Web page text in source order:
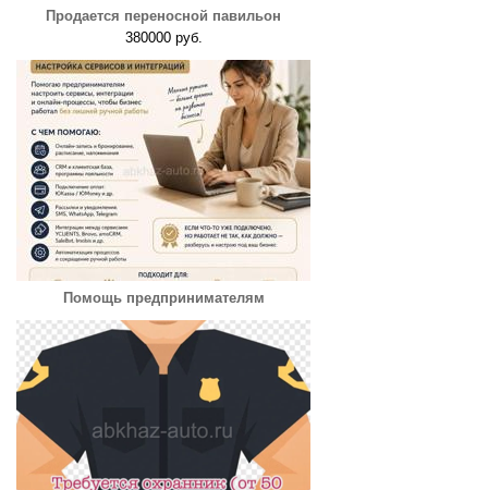
Продается переносной павильон
380000 руб.
Помощь предпринимателям